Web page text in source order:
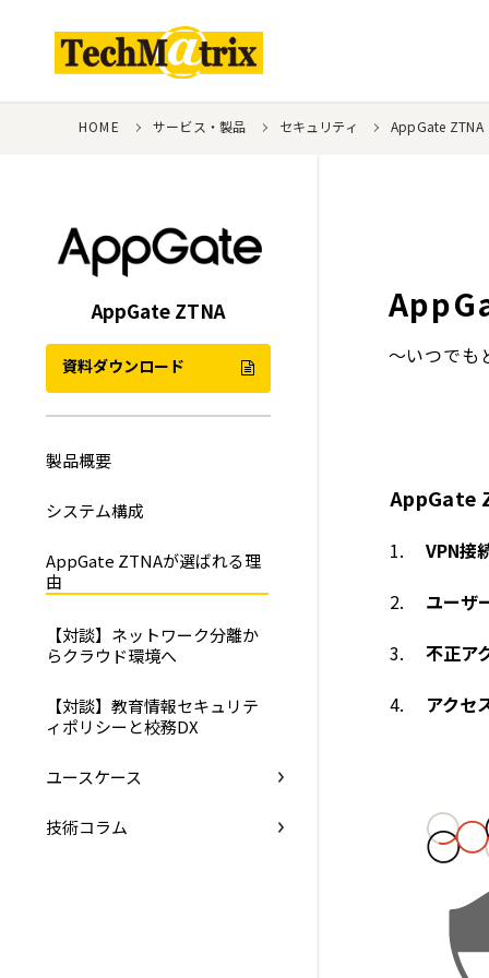
HOME サービス・製品 セキュリティ AppGate ZTNA
AppGate ZTNA
資料ダウンロード
製品概要
システム構成
AppGate ZTNAが選ばれる理
由
【対談】ネットワーク分離か
らクラウド環境へ
【対談】教育情報セキュリテ
ィポリシーと校務DX
ユースケース
技術コラム
～いつでも
AppGate
VPN接
ユーザ
不正ア
アクセ